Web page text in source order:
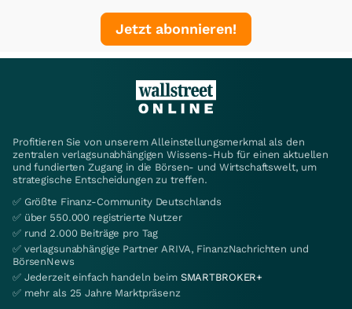
Jetzt abonnieren!
Profitieren Sie von unserem Alleinstellungsmerkmal als den
zentralen verlagsunabhängigen Wissens-Hub für einen aktuellen
und fundierten Zugang in die Börsen- und Wirtschaftswelt, um
strategische Entscheidungen zu treffen.
✅ Größte Finanz-Community Deutschlands
✅ über 550.000 registrierte Nutzer
✅ rund 2.000 Beiträge pro Tag
✅ verlagsunabhängige Partner ARIVA, FinanzNachrichten und
BörsenNews
✅ Jederzeit einfach handeln beim SMARTBROKER+
✅ mehr als 25 Jahre Marktpräsenz